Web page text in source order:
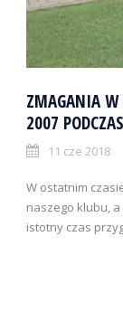
ZMAGANIA W
2007
11 cze 2018
W ostatnim
naszego klubu,
istotny czas